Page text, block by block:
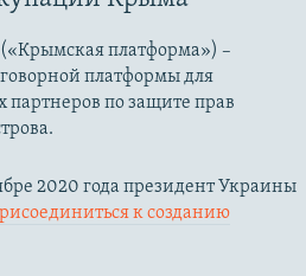
платформа») –
платформы для
по защите прав
2020 года президент Украины
к созданию